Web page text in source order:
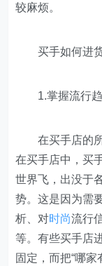
较麻烦。
买手如何进
1.掌握流行
在买手店的所
在买手店中，买
世界飞，出没于
势。这是因为需
析、对时尚流行
等。有些买手店
固定，而把“哪家